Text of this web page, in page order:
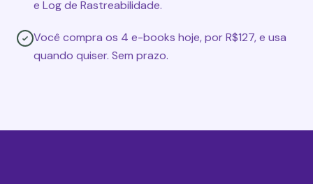
e Log de Rastreabilidade.
Você compra os 4 e-books hoje, por R$127, e usa
quando quiser. Sem prazo.